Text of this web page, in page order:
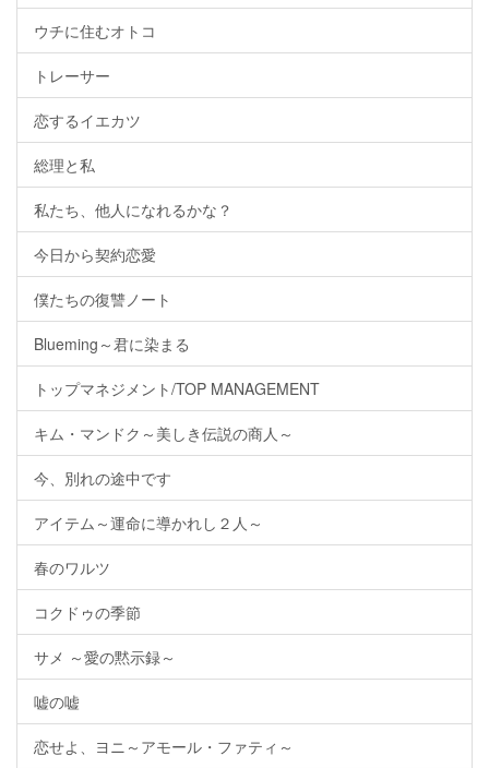
ウチに住むオトコ
トレーサー
恋するイエカツ
総理と私
私たち、他人になれるかな？
今日から契約恋愛
僕たちの復讐ノート
Blueming～君に染まる
トップマネジメント/TOP MANAGEMENT
キム・マンドク～美しき伝説の商人～
今、別れの途中です
アイテム～運命に導かれし２人～
春のワルツ
コクドゥの季節
サメ ～愛の黙示録～
嘘の嘘
恋せよ、ヨニ～アモール・ファティ～